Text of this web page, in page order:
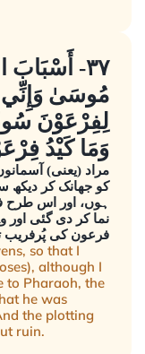
٣٧-
مُوسَىٰ وَإِنِّي
لِفِرْعَوْنَ
وَمَا كَيْدُ
مراد (یعنی)
کو جھانک کر دیکھ
ہوں، اور اس
نما کر دی گئی اور
فرعون کی پُرفریب
so that I
although I
to Pharaoh, the
he was
the plotting
ruin.